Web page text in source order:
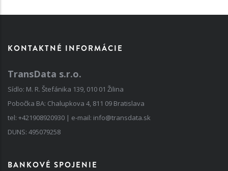
KONTAKTNÉ INFORMÁCIE
TransData s.r.o.
Sídlo: M. R. Štefánika 139, 010 01 Žilina
Pobočka BA: Chalupkova 4, 811 09 Bratislava
tel: +421908920930 | e-mail: info@transdata.sk
DUNS: 495079258
BANKOVÉ SPOJENIE